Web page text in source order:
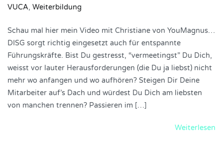
VUCA, Weiterbildung
Schau mal hier mein Video mit Christiane von YouMagnus…
DISG sorgt richtig eingesetzt auch für entspannte
Führungskräfte. Bist Du gestresst, “vermeetingst” Du Dich,
weisst vor lauter Herausforderungen (die Du ja liebst) nicht
mehr wo anfangen und wo aufhören? Steigen Dir Deine
Mitarbeiter auf’s Dach und würdest Du Dich am liebsten
von manchen trennen? Passieren im […]
Weiterlesen